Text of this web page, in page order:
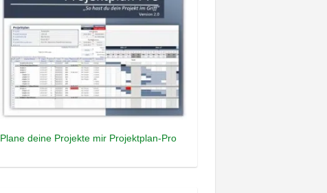
Plane deine Projekte mir Projektplan-Pro